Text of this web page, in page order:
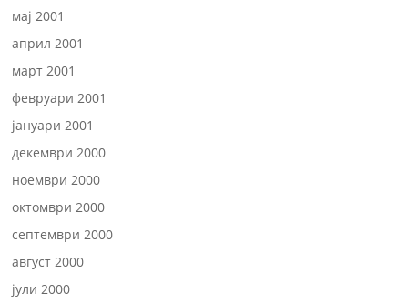
мај 2001
април 2001
март 2001
февруари 2001
јануари 2001
декември 2000
ноември 2000
октомври 2000
септември 2000
август 2000
јули 2000